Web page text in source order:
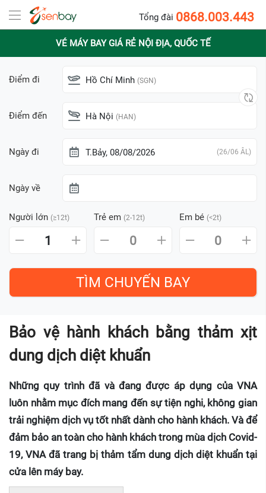
Tổng đài 0868.003.443
VÉ MÁY BAY GIÁ RẺ NỘI ĐỊA, QUỐC TẾ
Điểm đi Hồ Chí Minh (SGN)
Điểm đến Hà Nội (HAN)
Ngày đi T.Bảy, 08/08/2026 (26/06 ÂL)
Ngày về
Người lớn (≥12t) Trẻ em (2-12t) Em bé (<2t)
1 0 0
Bảo vệ hành khách bằng thảm xịt
dung dịch diệt khuẩn
Những quy trình đã và đang được áp dụng của VNA
luôn nhằm mục đích mang đến sự tiện nghi, không gian
trải nghiệm dịch vụ tốt nhất dành cho hành khách. Và để
đảm bảo an toàn cho hành khách trong mùa dịch Covid-
19, VNA đã trang bị thảm tẩm dung dịch diệt khuẩn tại
cửa lên máy bay.